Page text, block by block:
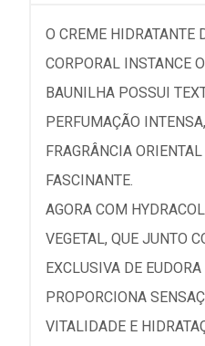
O CREME HIDRATANTE
CORPORAL INSTANCE
BAUNILHA POSSUI
PERFUMAÇÃO
FRAGRÂNCIA
FASCINANTE.
AGORA COM
VEGETAL, QUE JUNTO
EXCLUSIVA DE
PROPORCIONA
VITALIDADE E